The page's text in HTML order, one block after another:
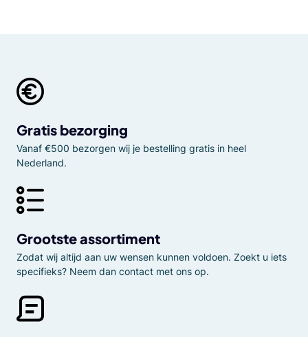
Gratis bezorging
Vanaf €500 bezorgen wij je bestelling gratis in heel
Nederland.
Grootste assortiment
Zodat wij altijd aan uw wensen kunnen voldoen. Zoekt u iets
specifieks? Neem dan contact met ons op.